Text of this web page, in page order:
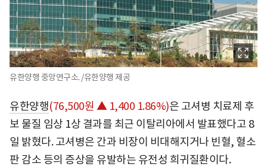
유한양행 중앙연구소. /유한양행 제공
유한양행(76,500원 ▲ 1,400 1.86%)은 고셔병 치료제 후
보 물질 임상 1상 결과를 최근 이탈리아에서 발표했다고 8
일 밝혔다. 고셔병은 간과 비장이 비대해지거나 빈혈, 혈소
판 감소 등의 증상을 유발하는 유전성 희귀질환이다.